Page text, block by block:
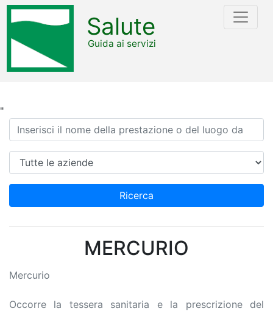
"
Salute
Guida ai servizi
Ricerca
Azienda
Ricerca
MERCURIO
Mercurio
Occorre la tessera sanitaria e la prescrizione del